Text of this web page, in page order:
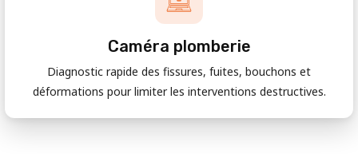
Caméra plomberie
Diagnostic rapide des fissures, fuites, bouchons et
déformations pour limiter les interventions destructives.